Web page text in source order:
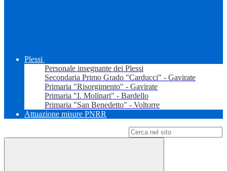
Plessi
Personale insegnante dei Plessi
Secondaria Primo Grado "Carducci" - Gavirate
Primaria "Risorgimento" - Gavirate
Primaria "I. Molinari" - Bardello
Primaria "San Benedetto" - Voltorre
Attuazione misure PNRR